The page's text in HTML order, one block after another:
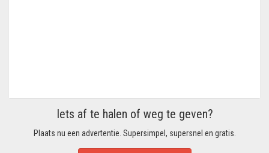
Iets af te halen of weg te geven?
Plaats nu een advertentie. Supersimpel, supersnel en gratis.